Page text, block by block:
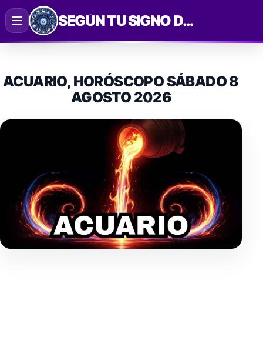
Saltar
al
contenido
SEGÚN TU SIGNO DEL ZODIACO
ACUARIO, HORÓSCOPO SÁBADO 8
AGOSTO 2026